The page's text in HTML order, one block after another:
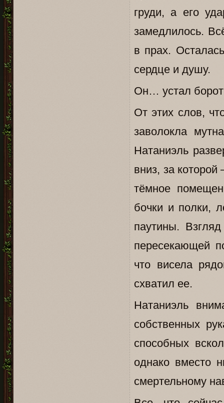
груди, а его
замедлилось.
в прах.
сердце и душу.
Он… устал
От этих слов,
заволокла
Натаниэль
вниз, за
тёмное
бочки и полки,
паутины.
пересекающей
что висела
схватил ее.
Натаниэль
собственных
способных
однако вместо
смертельному